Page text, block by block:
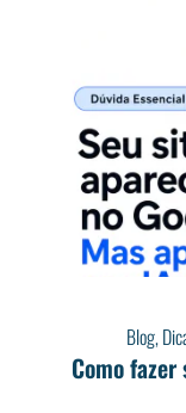
Blog,
Como